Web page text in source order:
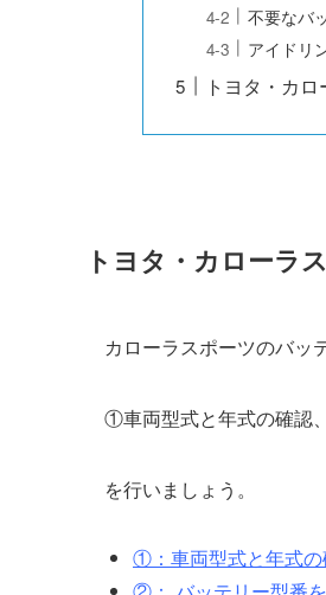
不要なバ
アイドリ
トヨタ・カ
トヨタ・カローラ
カローラスポーツのバッ
①車両型式と年式の確認
を行いましょう。
①：車両型式と年式